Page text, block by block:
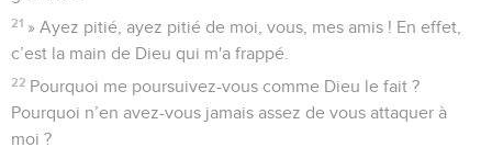
21 » Ayez pitié, ayez pitié de moi, vous, mes amis ! En effet,
c’est la main de Dieu qui m'a frappé.
22 Pourquoi me poursuivez-vous comme Dieu le fait ?
Pourquoi n’en avez-vous jamais assez de vous attaquer à
moi ?